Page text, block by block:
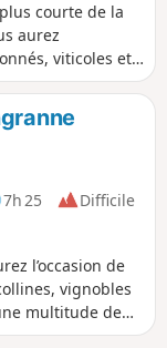
courte de la
aurez
viticoles et
de vue
vous
et des
7h 25
Difficile
l’occasion de
vignobles
multitude de
découvrirez